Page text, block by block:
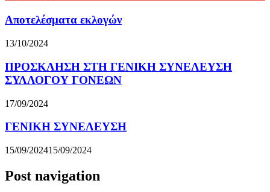
Αποτελέσματα εκλογών
13/10/2024
ΠΡΟΣΚΛΗΣΗ ΣΤΗ ΓΕΝΙΚΗ ΣΥΝΕΛΕΥΣΗ
ΣΥΛΛΟΓΟΥ ΓΟΝΕΩΝ
17/09/2024
ΓΕΝΙΚΗ ΣΥΝΕΛΕΥΣΗ
15/09/202415/09/2024
Post navigation